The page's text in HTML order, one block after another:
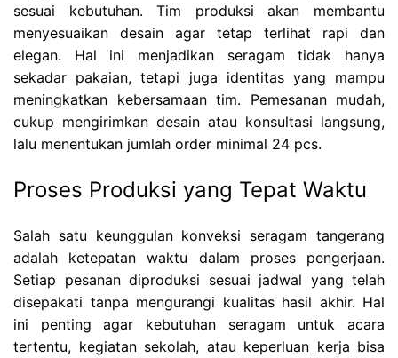
sesuai kebutuhan. Tim produksi akan membantu
menyesuaikan desain agar tetap terlihat rapi dan
elegan. Hal ini menjadikan seragam tidak hanya
sekadar pakaian, tetapi juga identitas yang mampu
meningkatkan kebersamaan tim. Pemesanan mudah,
cukup mengirimkan desain atau konsultasi langsung,
lalu menentukan jumlah order minimal 24 pcs.
Proses Produksi yang Tepat Waktu
Salah satu keunggulan konveksi seragam tangerang
adalah ketepatan waktu dalam proses pengerjaan.
Setiap pesanan diproduksi sesuai jadwal yang telah
disepakati tanpa mengurangi kualitas hasil akhir. Hal
ini penting agar kebutuhan seragam untuk acara
tertentu, kegiatan sekolah, atau keperluan kerja bisa